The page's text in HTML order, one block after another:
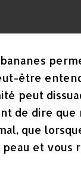
être
peut
de dire que
que
et vous